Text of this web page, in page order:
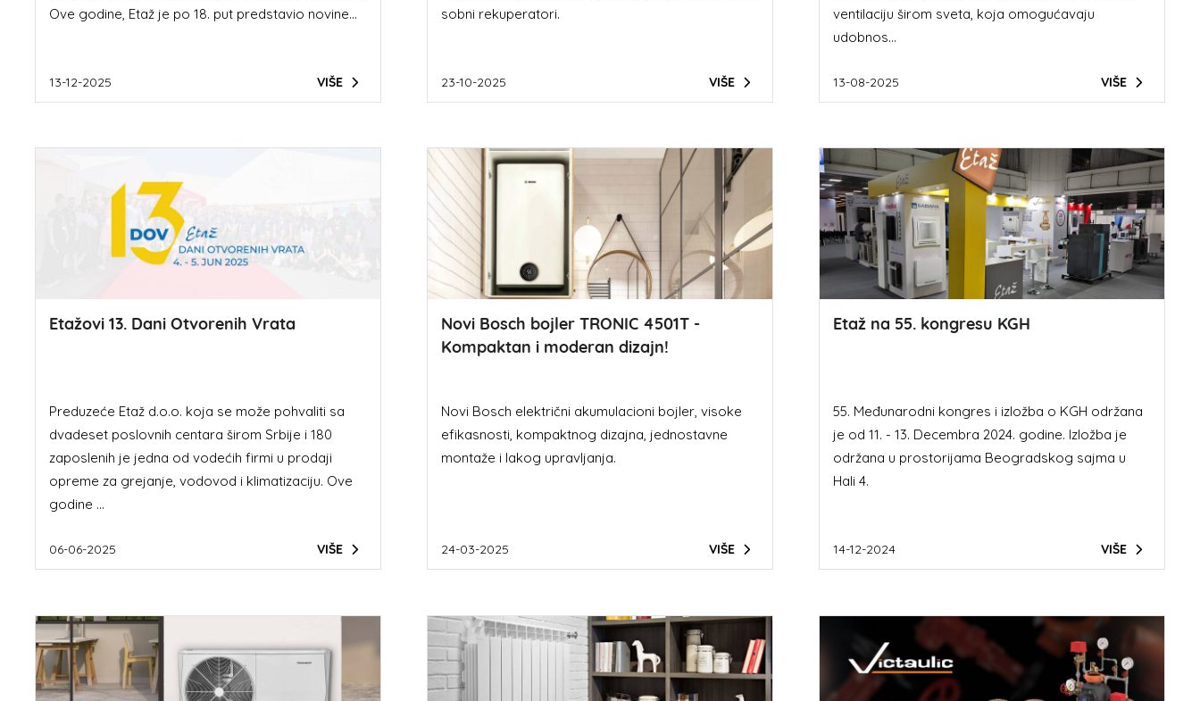
Ove godine, Etaž je po 18. put predstavio novine...
13-12-2025 VIŠE
sobni rekuperatori.
23-10-2025 VIŠE
ventilaciju širom sveta, koja omogućavaju
udobnos...
13-08-2025 VIŠE
Etažovi 13. Dani Otvorenih Vrata
Preduzeće Etaž d.o.o. koja se može pohvaliti sa
dvadeset poslovnih centara širom Srbije i 180
zaposlenih je jedna od vodećih firmi u prodaji
opreme za grejanje, vodovod i klimatizaciju. Ove
godine ...
06-06-2025 VIŠE
Novi Bosch bojler TRONIC 4501T -
Kompaktan i moderan dizajn!
Novi Bosch električni akumulacioni bojler, visoke
efikasnosti, kompaktnog dizajna, jednostavne
montaže i lakog upravljanja.
24-03-2025 VIŠE
Etaž na 55. kongresu KGH
55. Međunarodni kongres i izložba o KGH održana
je od 11. - 13. Decembra 2024. godine. Izložba je
održana u prostorijama Beogradskog sajma u
Hali 4.
14-12-2024 VIŠE